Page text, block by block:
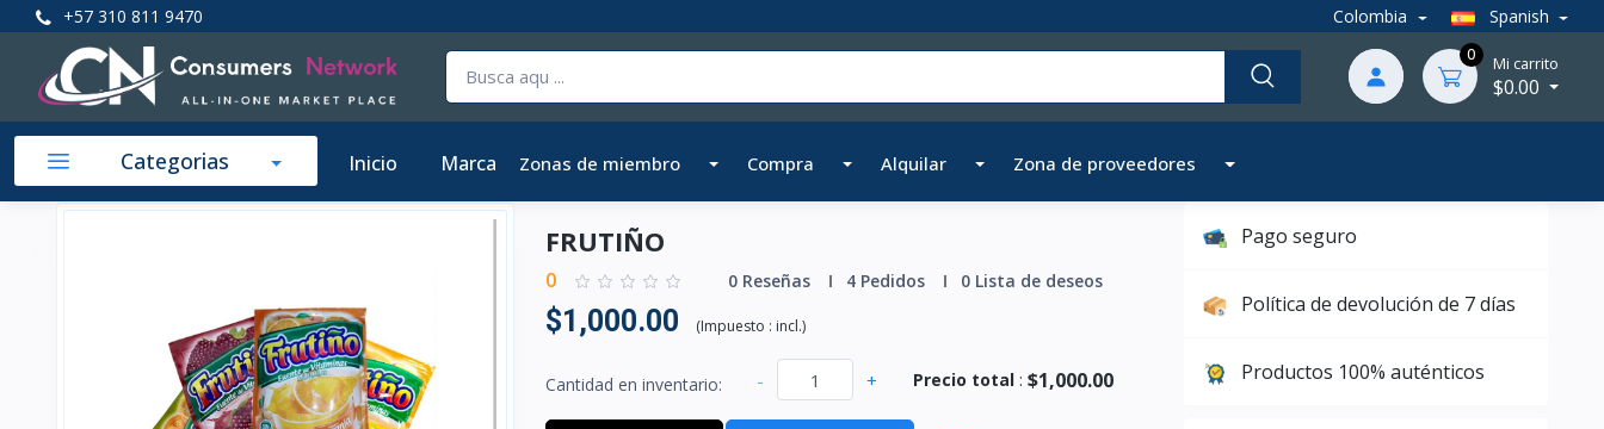
+57 310 811 9470 Colombia Spanish
0 Mi carrito
$0.00
Categorias Inicio Marca Zonas de miembro Compra Alquilar Zona de proveedores
FRUTIÑO
0 0 Reseñas 4 Pedidos 0 Lista de deseos
$1,000.00 (Impuesto : incl.)
Cantidad en inventario: - + Precio total: $1,000.00
Pago seguro
Política de devolución de 7 días
Productos 100% auténticos